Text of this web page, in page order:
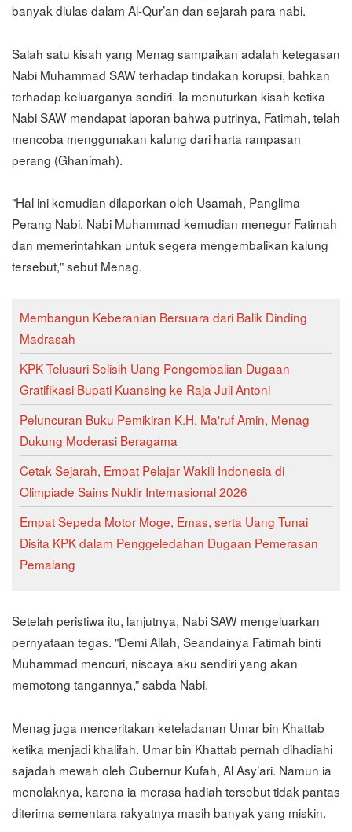
banyak diulas dalam Al-Qur’an dan sejarah para nabi.
Salah satu kisah yang Menag sampaikan adalah ketegasan
Nabi Muhammad SAW terhadap tindakan korupsi, bahkan
terhadap keluarganya sendiri. Ia menuturkan kisah ketika
Nabi SAW mendapat laporan bahwa putrinya, Fatimah, telah
mencoba menggunakan kalung dari harta rampasan
perang (Ghanimah).
"Hal ini kemudian dilaporkan oleh Usamah, Panglima
Perang Nabi. Nabi Muhammad kemudian menegur Fatimah
dan memerintahkan untuk segera mengembalikan kalung
tersebut," sebut Menag.
Membangun Keberanian Bersuara dari Balik Dinding
Madrasah
KPK Telusuri Selisih Uang Pengembalian Dugaan
Gratifikasi Bupati Kuansing ke Raja Juli Antoni
Peluncuran Buku Pemikiran K.H. Ma'ruf Amin, Menag
Dukung Moderasi Beragama
Cetak Sejarah, Empat Pelajar Wakili Indonesia di
Olimpiade Sains Nuklir Internasional 2026
Empat Sepeda Motor Moge, Emas, serta Uang Tunai
Disita KPK dalam Penggeledahan Dugaan Pemerasan
Pemalang
Setelah peristiwa itu, lanjutnya, Nabi SAW mengeluarkan
pernyataan tegas. "Demi Allah, Seandainya Fatimah binti
Muhammad mencuri, niscaya aku sendiri yang akan
memotong tangannya,” sabda Nabi.
Menag juga menceritakan keteladanan Umar bin Khattab
ketika menjadi khalifah. Umar bin Khattab pernah dihadiahi
sajadah mewah oleh Gubernur Kufah, Al Asy’ari. Namun ia
menolaknya, karena ia merasa hadiah tersebut tidak pantas
diterima sementara rakyatnya masih banyak yang miskin.